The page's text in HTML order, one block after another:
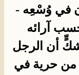
في وُسْعِه -
آرائه
أن الرجل
من حرية في